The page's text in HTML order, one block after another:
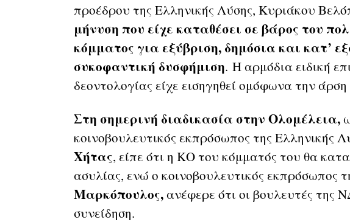
προέδρου της Ελληνικής Λύσης, Κυριάκου
μήνυση που είχε καταθέσει σε βάρος του
κόμματος για εξύβριση, δημόσια και κατ’
συκοφαντική δυσφήμιση. Η αρμόδια ειδική
δεοντολογίας είχε εισηγηθεί ομόφωνα την
Στη σημερινή διαδικασία στην Ολομέλεια,
κοινοβουλευτικός εκπρόσωπος της Ελληνικής
Χήτας, είπε ότι η ΚΟ του κόμματός του θα
ασυλίας, ενώ ο κοινοβουλευτικός εκπρόσωπος
Μαρκόπουλος, ανέφερε ότι οι βουλευτές της
συνείδηση.